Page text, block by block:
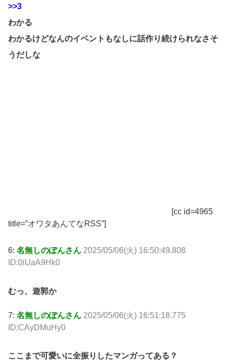
>>3
わかる
わかるけどなんのイベントもなしに話作り続けられなさそ
うだしな
[cc id=4965
title=”オワタあんてなRSS”]
6: 名無しのぽんさん 2025/05/06(火) 16:50:49.808
ID:0iUaA9Hk0
むっ、遊郭か
7: 名無しのぽんさん 2025/05/06(火) 16:51:18.775
ID:CAyDMuHy0
ここまで可愛いに全振りしたマンガってある？